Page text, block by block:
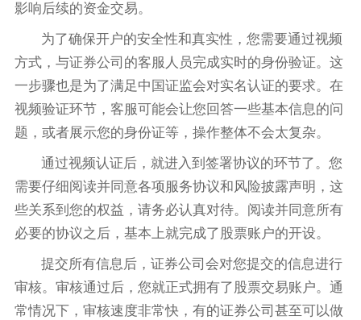
影响后续的资金交易。
为了确保开户的安全性和真实性，您需要通过视频
方式，与证券公司的客服人员完成实时的身份验证。这
一步骤也是为了满足中国证监会对实名认证的要求。在
视频验证环节，客服可能会让您回答一些基本信息的问
题，或者展示您的身份证等，操作整体不会太复杂。
通过视频认证后，就进入到签署协议的环节了。您
需要仔细阅读并同意各项服务协议和风险披露声明，这
些关系到您的权益，请务必认真对待。阅读并同意所有
必要的协议之后，基本上就完成了股票账户的开设。
提交所有信息后，证券公司会对您提交的信息进行
审核。审核通过后，您就正式拥有了股票交易账户。通
常情况下，审核速度非常快，有的证券公司甚至可以做